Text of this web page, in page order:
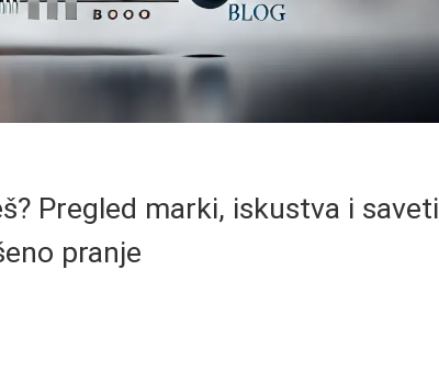
Pregled marki, iskustva i saveti
pranje